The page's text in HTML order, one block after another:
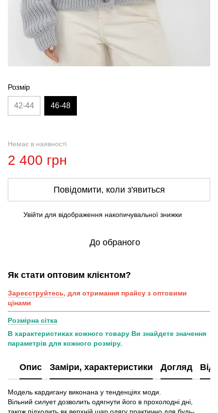
Розмір
42-44 46-48
Немає в наявності
2 400 грн
Повідомити, коли з'явиться
Увійти для відображення накопичувальної знижки
До обраного
Як стати оптовим клієнтом?
Зареєструйтесь, для отримання прайсу з оптовими
цінами
Розмірна сітка
В характеристиках кожного товару Ви знайдете значення
параметрів для кожного розміру.
Опис Заміри, характеристики Догляд
Модель кардигану виконана у тенденціях моди.
Вільний силует дозволить одягнути його в прохолодні дні,
також підходить як верхній шар одягу практично для будь-